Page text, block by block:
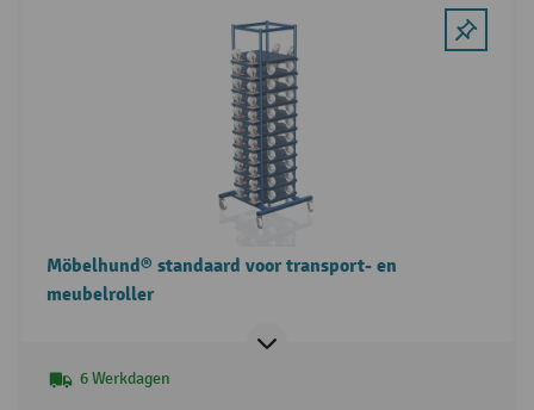
Möbelhund® standaard voor transport- en
meubelroller
6 Werkdagen